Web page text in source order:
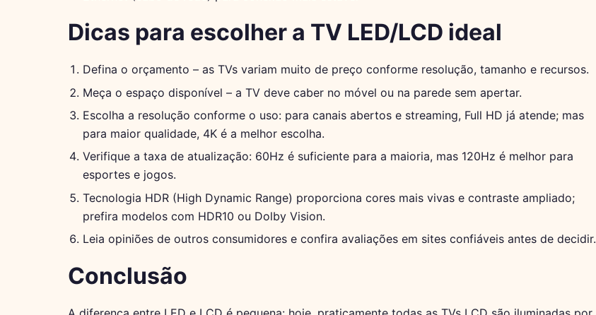
Dicas para escolher a TV LED/LCD ideal
Defina o orçamento – as TVs variam muito de preço conforme resolução, tamanho e recursos.
Meça o espaço disponível – a TV deve caber no móvel ou na parede sem apertar.
Escolha a resolução conforme o uso: para canais abertos e streaming, Full HD já atende; mas
para maior qualidade, 4K é a melhor escolha.
Verifique a taxa de atualização: 60Hz é suficiente para a maioria, mas 120Hz é melhor para
esportes e jogos.
Tecnologia HDR (High Dynamic Range) proporciona cores mais vivas e contraste ampliado;
prefira modelos com HDR10 ou Dolby Vision.
Leia opiniões de outros consumidores e confira avaliações em sites confiáveis antes de decidir.
Conclusão